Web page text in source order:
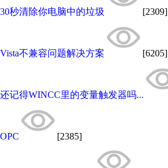
30秒清除你电脑中的垃圾 [2309]
Vista不兼容问题解决方案 [6205]
还记得WINCC里的变量触发器吗...
OPC [2385]